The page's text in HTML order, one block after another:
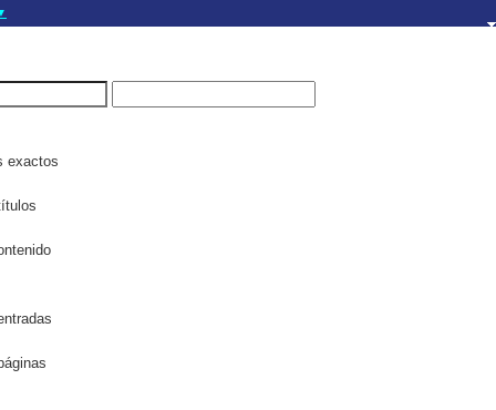
seguros utilizan
Comparte
exactos